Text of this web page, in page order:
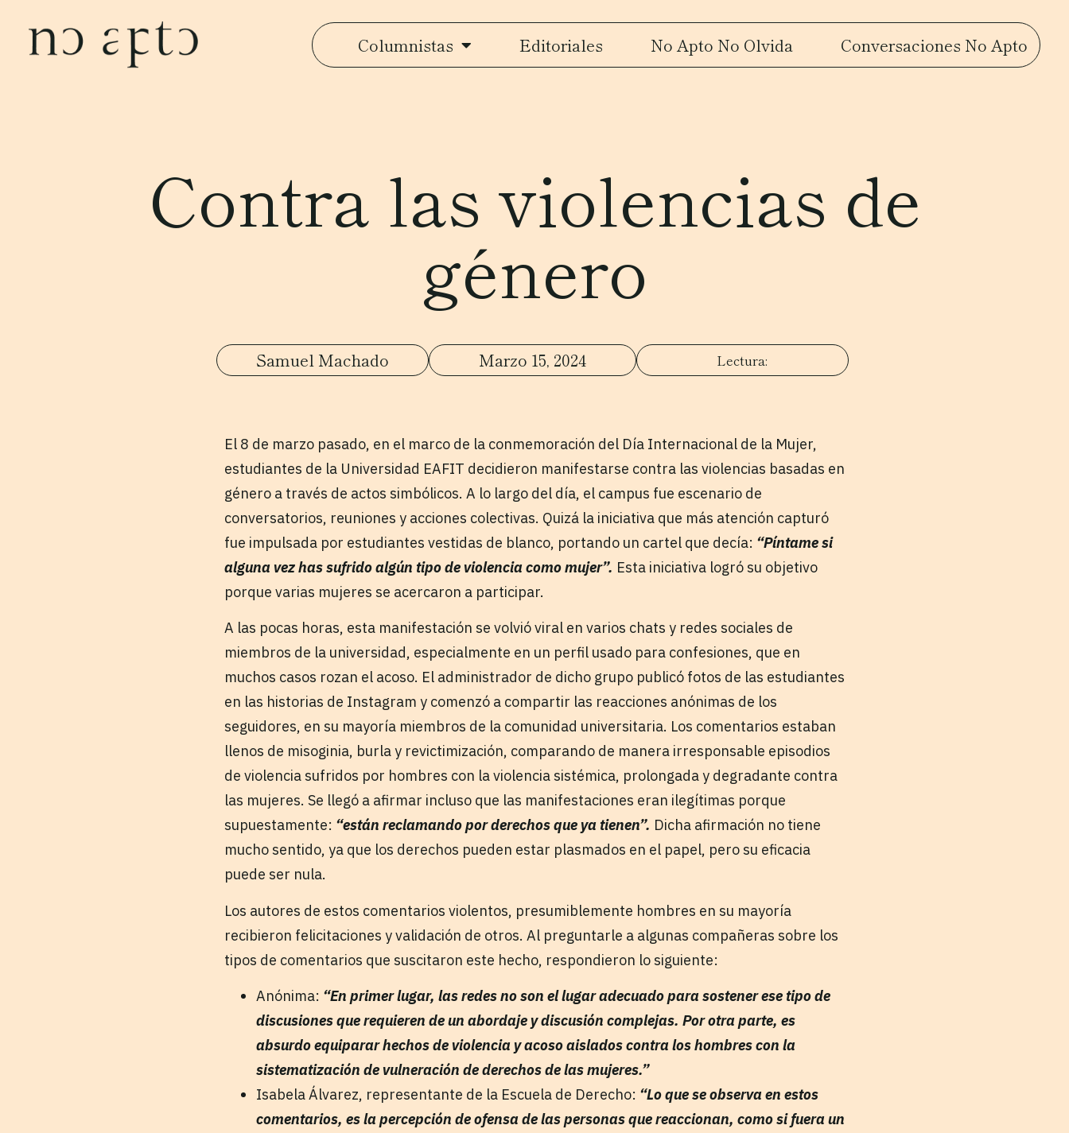
Columnistas Editoriales No Apto No Olvida Conversaciones No Apto
Contra las violencias de
género
Samuel Machado Marzo 15, 2024
El 8 de marzo pasado, en el marco de la conmemoración del Día Internacional de la Mujer,
estudiantes de la Universidad EAFIT decidieron manifestarse contra las violencias basadas en
género a través de actos simbólicos. A lo largo del día, el campus fue escenario de
conversatorios, reuniones y acciones colectivas. Quizá la iniciativa que más atención capturó
fue impulsada por estudiantes vestidas de blanco, portando un cartel que decía: “Píntame si
alguna vez has sufrido algún tipo de violencia como mujer”. Esta iniciativa logró su objetivo
porque varias mujeres se acercaron a participar.
A las pocas horas, esta manifestación se volvió viral en varios chats y redes sociales de
miembros de la universidad, especialmente en un perfil usado para confesiones, que en
muchos casos rozan el acoso. El administrador de dicho grupo publicó fotos de las estudiantes
en las historias de Instagram y comenzó a compartir las reacciones anónimas de los
seguidores, en su mayoría miembros de la comunidad universitaria. Los comentarios estaban
llenos de misoginia, burla y revictimización, comparando de manera irresponsable episodios
de violencia sufridos por hombres con la violencia sistémica, prolongada y degradante contra
las mujeres. Se llegó a afirmar incluso que las manifestaciones eran ilegítimas porque
supuestamente: “están reclamando por derechos que ya tienen”. Dicha afirmación no tiene
mucho sentido, ya que los derechos pueden estar plasmados en el papel, pero su eficacia
puede ser nula.
Los autores de estos comentarios violentos, presumiblemente hombres en su mayoría
recibieron felicitaciones y validación de otros. Al preguntarle a algunas compañeras sobre los
tipos de comentarios que suscitaron este hecho, respondieron lo siguiente:
Anónima: “En primer lugar, las redes no son el lugar adecuado para sostener ese tipo de
discusiones que requieren de un abordaje y discusión complejas. Por otra parte, es
absurdo equiparar hechos de violencia y acoso aislados contra los hombres con la
sistematización de vulneración de derechos de las mujeres.”
Isabela Álvarez, representante de la Escuela de Derecho: “Lo que se observa en estos
comentarios, es la percepción de ofensa de las personas que reaccionan, como si fuera un